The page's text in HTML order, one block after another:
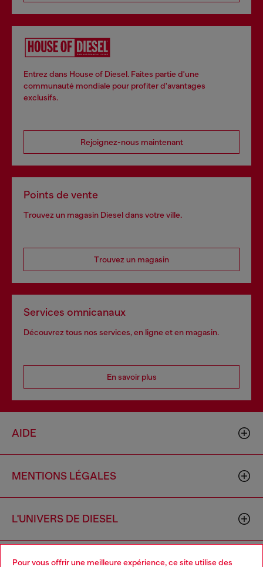
Pour vous offrir une meilleure expérience, ce site utilise des
Entrez dans House of Diesel. Faites partie d'une
communauté mondiale pour profiter d'avantages
exclusifs.
Rejoignez-nous maintenant
Points de vente
Trouvez un magasin Diesel dans votre ville.
Trouvez un magasin
Services omnicanaux
Découvrez tous nos services, en ligne et en magasin.
En savoir plus
AIDE
MENTIONS LÉGALES
L'UNIVERS DE DIESEL
CORPORATE